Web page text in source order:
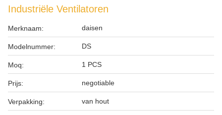
Industriële Ventilatoren
Merknaam: daisen
Modelnummer: DS
Moq: 1 PCS
Prijs: negotiable
Verpakking: van hout